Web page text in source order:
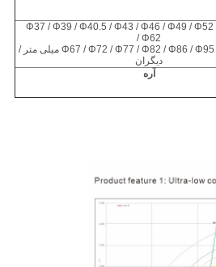
Φ37 / Φ39 / Φ40.5 / Φ43 / Φ46 / Φ49 / Φ52
Φ62 /
Φ67 / Φ72 / Φ77 / Φ82 / Φ86 / Φ95 / Φ105 / Φ150 میلی متر /
دیگران
آره